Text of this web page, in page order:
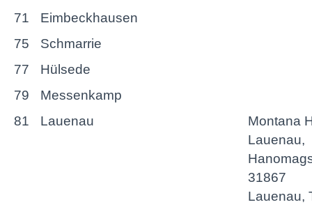
71
Eimbeckhausen
75
Schmarrie
77
Hülsede
79
Messenkamp
81
Lauenau
Montana
Lauenau,
31867
Lauenau,